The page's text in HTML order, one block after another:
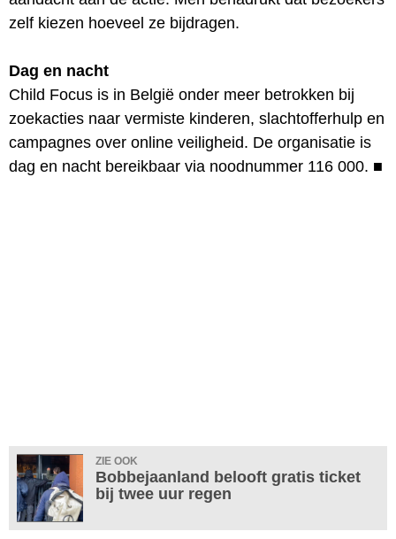
zelf kiezen hoeveel ze bijdragen.
Dag en nacht
Child Focus is in België onder meer betrokken bij
zoekacties naar vermiste kinderen, slachtofferhulp en
campagnes over online veiligheid. De organisatie is
dag en nacht bereikbaar via noodnummer 116 000. ■
ZIE OOK
Bobbejaanland belooft gratis ticket
bij twee uur regen